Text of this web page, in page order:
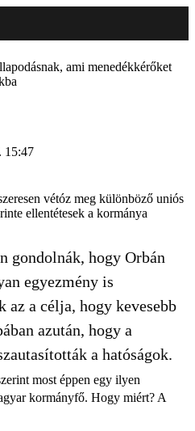
ami menedékkérőket
15:47
vétóz meg különböző uniós
ellentétesek a kormánya
gondolnák, hogy Orbán
egyezmény is
az a célja, hogy kevesebb
azután, hogy a
a hatóságok.
most éppen egy ilyen
kormányfő. Hogy miért? A